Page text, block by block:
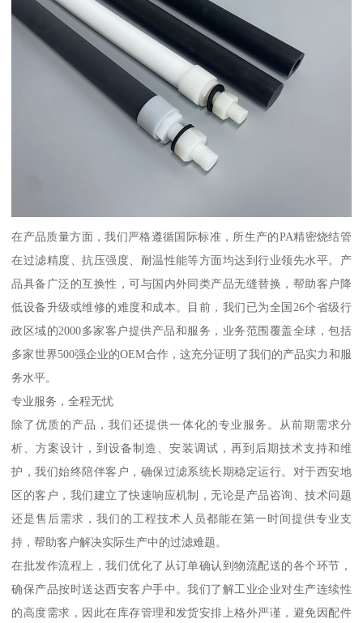
在产品质量方面，我们严格遵循国际标准，所生产的PA精密烧结管
在过滤精度、抗压强度、耐温性能等方面均达到行业领先水平。产
品具备广泛的互换性，可与国内外同类产品无缝替换，帮助客户降
低设备升级或维修的难度和成本。目前，我们已为全国26个省级行
政区域的2000多家客户提供产品和服务，业务范围覆盖全球，包括
多家世界500强企业的OEM合作，这充分证明了我们的产品实力和服
务水平。
专业服务，全程无忧
除了优质的产品，我们还提供一体化的专业服务。从前期需求分
析、方案设计，到设备制造、安装调试，再到后期技术支持和维
护，我们始终陪伴客户，确保过滤系统长期稳定运行。对于西安地
区的客户，我们建立了快速响应机制，无论是产品咨询、技术问题
还是售后需求，我们的工程技术人员都能在第一时间提供专业支
持，帮助客户解决实际生产中的过滤难题。
在批发作流程上，我们优化了从订单确认到物流配送的各个环节，
确保产品按时送达西安客户手中。我们了解工业企业对生产连续性
的高度需求，因此在库存管理和发货安排上格外严谨，避免因配件